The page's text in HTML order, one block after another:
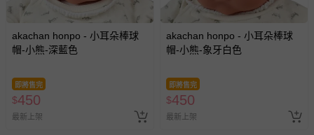
akachan honpo - 小耳朵棒球
帽-小熊-深藍色
即將售完
$450
最新上架
akachan honpo - 小耳朵棒球
帽-小熊-象牙白色
即將售完
$450
最新上架